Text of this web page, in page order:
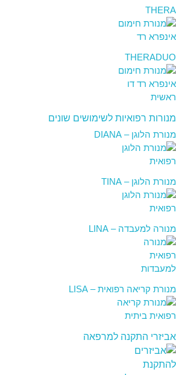
THERA
THERADUO
מנורות רפואיות לשימושים שונים
מנורת הלוגן – DIANA
מנורת הלוגן – TINA
מנורה למעבדה – LINA
מנורת קריאה רפואית – LISA
אביזרי התקנה למרפאה